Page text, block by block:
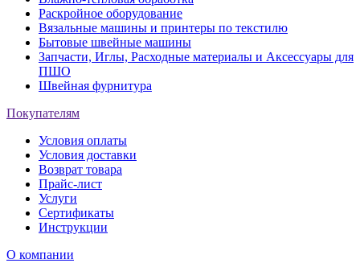
Раскройное оборудование
Вязальные машины и принтеры по текстилю
Бытовые швейные машины
Запчасти, Иглы, Расходные материалы и Аксессуары для
ПШО
Швейная фурнитура
Покупателям
Условия оплаты
Условия доставки
Возврат товара
Прайс-лист
Услуги
Сертификаты
Инструкции
О компании